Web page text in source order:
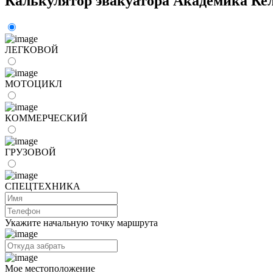
ЛЕГКОВОЙ
МОТОЦИКЛ
КОММЕРЧЕСКИЙ
ГРУЗОВОЙ
СПЕЦТЕХНИКА
Укажите начальную точку маршрута
Мое местоположение